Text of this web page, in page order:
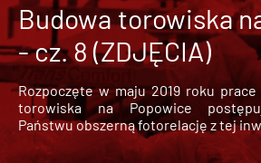
Budowa torowiska
- cz. 8 (ZDJĘCIA)
Rozpoczęte w maju 2019 roku
torowiska na Popowice
Państwu obszerną fotorelację z tej